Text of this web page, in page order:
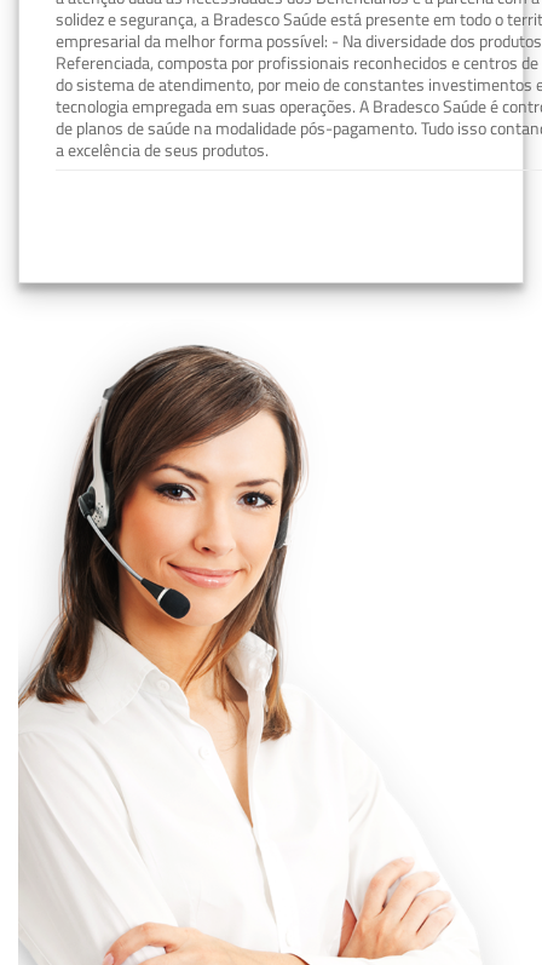
solidez e segurança, a Bradesco Saúde está presente em todo o
empresarial da melhor forma possível: - Na diversidade dos
Referenciada, composta por profissionais reconhecidos e centros
do sistema de atendimento, por meio de constantes investimentos
tecnologia empregada em suas operações. A Bradesco Saúde é
de planos de saúde na modalidade pós-pagamento. Tudo isso
a excelência de seus produtos.